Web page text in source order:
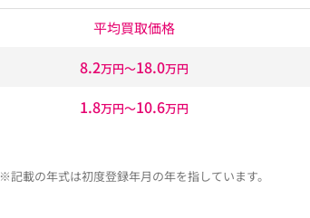
平均買取価格
8.2万円〜18.0万円
1.8万円〜10.6万円
※記載の年式は初度登録年月の年を指しています。